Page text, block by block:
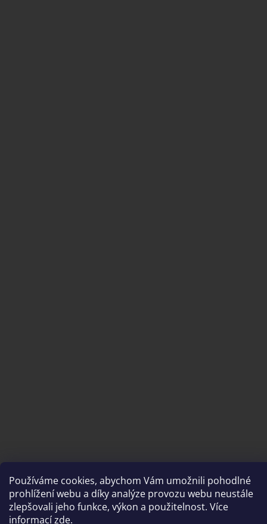
Používáme cookies, abychom Vám umožnili pohodlné
prohlížení webu a díky analýze provozu webu neustále
zlepšovali jeho funkce, výkon a použitelnost. Více
informacízde.
Vytvořil Shoptet
Copyright 2026